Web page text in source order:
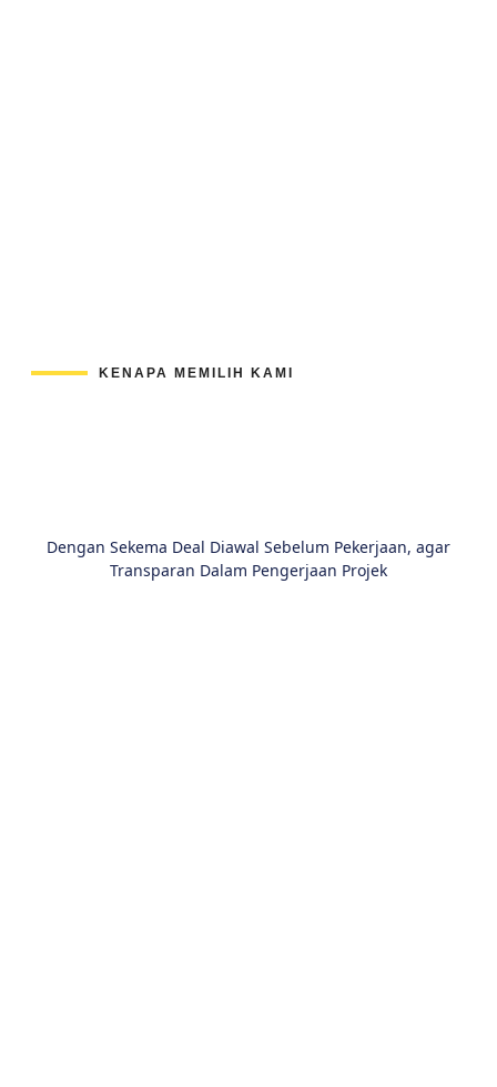
KENAPA MEMILIH KAMI
Dengan Sekema Deal Diawal Sebelum Pekerjaan, agar
Transparan Dalam Pengerjaan Projek